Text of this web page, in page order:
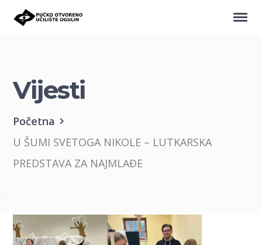
Vijesti
Početna
U ŠUMI SVETOGA NIKOLE – LUTKARSKA
PREDSTAVA ZA NAJMLAĐE